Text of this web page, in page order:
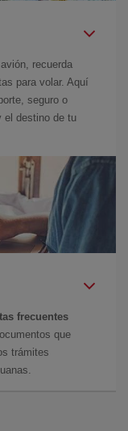
recuerda
para volar. Aquí
seguro o
el destino de tu
frecuentes
que
trámites